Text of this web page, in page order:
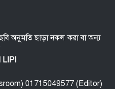
অনুমতি ছাড়া নকল করা বা অন্য
LIPI
01715049577 (Editor)